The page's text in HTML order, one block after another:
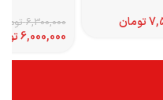
تومان
6,300,000
6,000,000